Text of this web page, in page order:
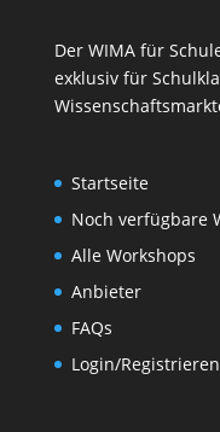
Der WIMA für
exklusiv für
Startseite
Noch verfügbare
Alle Workshops
Anbieter
FAQs
Login/Registrieren